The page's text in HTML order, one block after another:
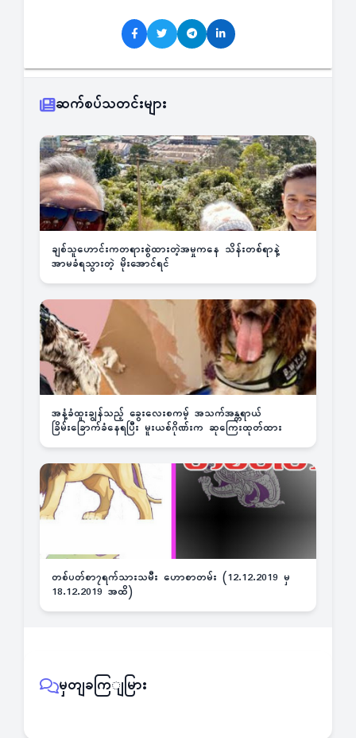
ဆက်စပ်သတင်းများ
ချစ်သူဟောင်းကတရားစွဲထားတဲ့အမှုကနေ သိန်းတစ်ရာနဲ့
အာမခံရသွားတဲ့ မိုးအောင်ရင်
အနံ့ခံထူးချွန်သည့် ခွေးလေးစကမ့် အသက်အန္တရာယ်
ခြိမ်းခြောက်ခံနေရပြီး မူးယစ်ဂိုဏ်းက ဆုကြေးထုတ်ထား
တစ်ပတ်စာ၇ရက်သားသမီး ဟောစာတမ်း (12.12.2019 မှ
18.12.2019 အထိ)
မှတျခကြျမြား